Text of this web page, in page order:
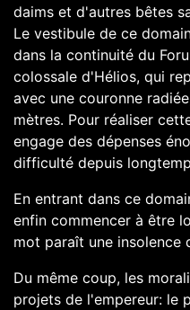
daims et d'autres bêtes
Le vestibule de ce
dans la continuité du
colossale d'Hélios, qui
avec une couronne
mètres. Pour réaliser
engage des dépenses
difficulté depuis
En entrant dans ce
enfin commencer à être
mot paraît une insolence
Du même coup, les
projets de l'empereur: le